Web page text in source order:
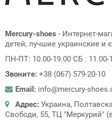
Mercury-shoes - Интернет-
детей, лучшие украинские и
ПН-ПТ: 10.00-19.00 СБ : 11.00-
Звоните: +38 (067) 579-20-10
Email: info@mercury-
Адрес: Украина,
Свободи, 55, ТЦ "Меркурий"